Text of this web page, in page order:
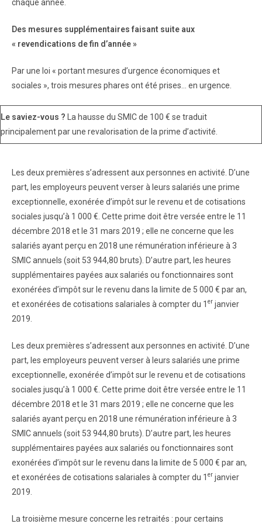
chaque année.
Des mesures supplémentaires faisant suite aux
« revendications de fin d’année »
Par une loi « portant mesures d’urgence économiques et
sociales », trois mesures phares ont été prises… en urgence.
Le saviez-vous ? La hausse du SMIC de 100 € se traduit
principalement par une revalorisation de la prime d’activité.
Les deux premières s’adressent aux personnes en activité. D’une
part, les employeurs peuvent verser à leurs salariés une prime
exceptionnelle, exonérée d’impôt sur le revenu et de cotisations
sociales jusqu’à 1 000 €. Cette prime doit être versée entre le 11
décembre 2018 et le 31 mars 2019 ; elle ne concerne que les
salariés ayant perçu en 2018 une rémunération inférieure à 3
SMIC annuels (soit 53 944,80 bruts). D’autre part, les heures
supplémentaires payées aux salariés ou fonctionnaires sont
exonérées d’impôt sur le revenu dans la limite de 5 000 € par an,
et exonérées de cotisations salariales à compter du 1 er janvier
2019.
Les deux premières s’adressent aux personnes en activité. D’une
part, les employeurs peuvent verser à leurs salariés une prime
exceptionnelle, exonérée d’impôt sur le revenu et de cotisations
sociales jusqu’à 1 000 €. Cette prime doit être versée entre le 11
décembre 2018 et le 31 mars 2019 ; elle ne concerne que les
salariés ayant perçu en 2018 une rémunération inférieure à 3
SMIC annuels (soit 53 944,80 bruts). D’autre part, les heures
supplémentaires payées aux salariés ou fonctionnaires sont
exonérées d’impôt sur le revenu dans la limite de 5 000 € par an,
et exonérées de cotisations salariales à compter du 1 er janvier
2019.
La troisième mesure concerne les retraités : pour certains